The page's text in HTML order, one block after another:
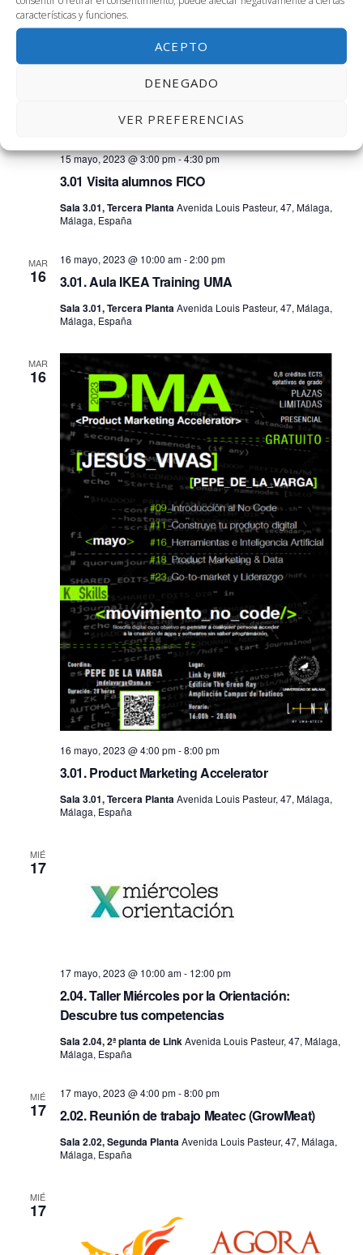
características y funciones.
ACEPTO
DENEGADO
VER PREFERENCIAS
2.01. AIESEC. Reunión de equipo
Sala 2.01, Segunda PlantaAvenida Louis Pasteur, 47, Málaga,
3.01 Visita alumnos FICO
15 mayo, 2023 @ 3:00 pm-4:30 pm
Sala 3.01, Tercera PlantaAvenida Louis Pasteur, 47, Málaga,
Málaga, España
MAR
16 3.01. Aula IKEA Training UMA
16 mayo, 2023 @ 10:00 am-2:00 pm
Sala 3.01, Tercera PlantaAvenida Louis Pasteur, 47, Málaga,
Málaga, España
MAR
16
3.01. Product Marketing Accelerator
16 mayo, 2023 @ 4:00 pm-8:00 pm
Sala 3.01, Tercera PlantaAvenida Louis Pasteur, 47, Málaga,
Málaga, España
MIÉ
17
2.04. Taller Miércoles por la Orientación:
Descubre tus competencias
17 mayo, 2023 @ 10:00 am- 12:00 pm
Sala 2.04, 2ª planta de LinkAvenida Louis Pasteur, 47, Málaga,
Málaga, España
MIÉ
17 2.02. Reunión de trabajo Meatec (GrowMeat)
17 mayo, 2023 @ 4:00 pm-8:00 pm
Sala 2.02, Segunda PlantaAvenida Louis Pasteur, 47, Málaga,
Málaga, España
MIÉ
17